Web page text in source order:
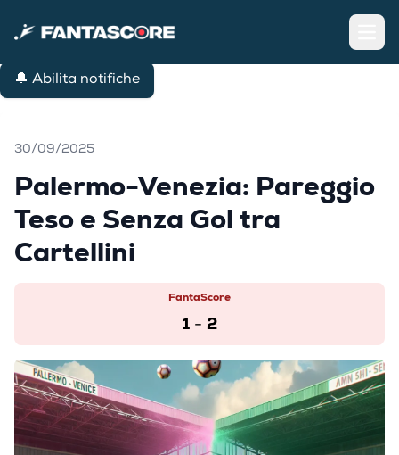
🔔 Abilita notifiche
30/09/2025
Palermo-Venezia: Pareggio
Teso e Senza Gol tra
Cartellini
FantaScore
1 - 2